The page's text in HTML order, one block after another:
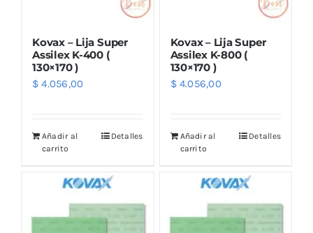
Kovax – Lija Super
Assilex K-400 (
130×170 )
$ 4.056,00
Añadir al
carrito
Detalles
Kovax – Lija Super
Assilex K-800 (
130×170 )
$4.056,00
Añadir al
carrito
Detalles